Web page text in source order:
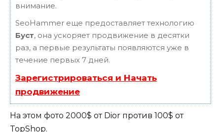
внимание.
SeoHammer еще предоставляет технологию
Буст, она ускоряет продвижение в десятки
раз, а первые результаты появляются уже в
течение первых 7 дней.
Зарегистрироваться и Начать
продвижение
На этом фото 2000$ от Dior против 100$ от
TopShop.